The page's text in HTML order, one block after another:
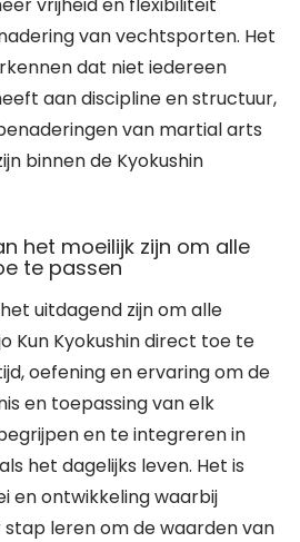
van vechtsporten. Het
dat niet iedereen
aan discipline en structuur,
van martial arts
binnen de Kyokushin
het moeilijk zijn om alle
te passen
uitdagend zijn om alle
Kun Kyokushin direct toe te
oefening en ervaring om de
en toepassing van elk
en te integreren in
het dagelijks leven. Het is
en ontwikkeling waarbij
leren om de waarden van